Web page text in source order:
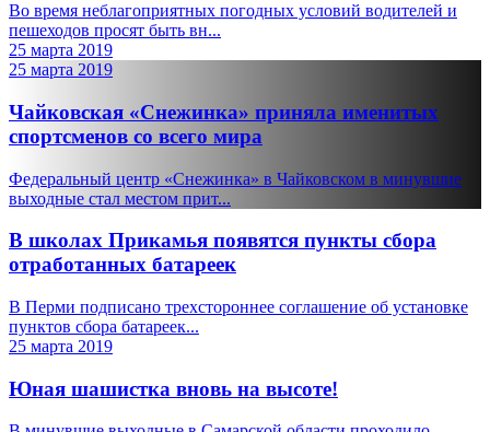
Во время неблагоприятных погодных условий водителей и
пешеходов просят быть вн...
25 марта 2019
25 марта 2019
Чайковская «Снежинка» приняла именитых
спортсменов со всего мира
Федеральный центр «Снежинка» в Чайковском в минувшие
выходные стал местом прит...
В школах Прикамья появятся пункты сбора
отработанных батареек
В Перми подписано трехстороннее соглашение об установке
пунктов сбора батареек...
25 марта 2019
Юная шашистка вновь на высоте!